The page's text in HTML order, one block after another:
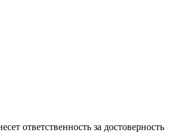
ответственность за достоверность